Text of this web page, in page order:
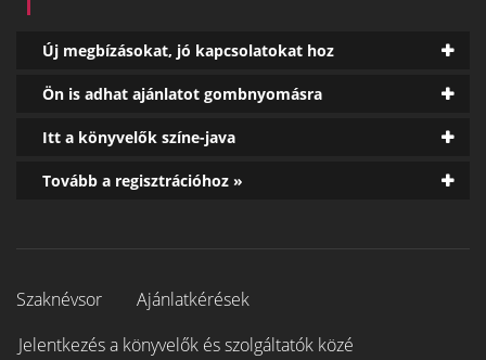
Új megbízásokat, jó kapcsolatokat hoz
Ön is adhat ajánlatot gombnyomásra
Itt a könyvelők színe-java
Tovább a regisztrációhoz »
Szaknévsor
Ajánlatkérések
Jelentkezés a könyvelők és szolgáltatók közé